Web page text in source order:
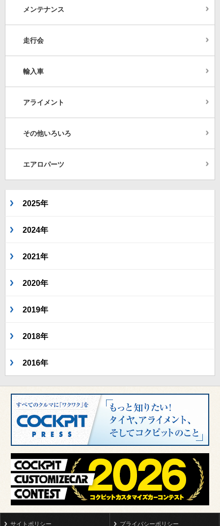
メンテナンス
走行会
輸入車
アライメント
その他いろいろ
エアロパーツ
2025年
2024年
2021年
2020年
2019年
2018年
2016年
サイトポリシー プライバシーポリシー